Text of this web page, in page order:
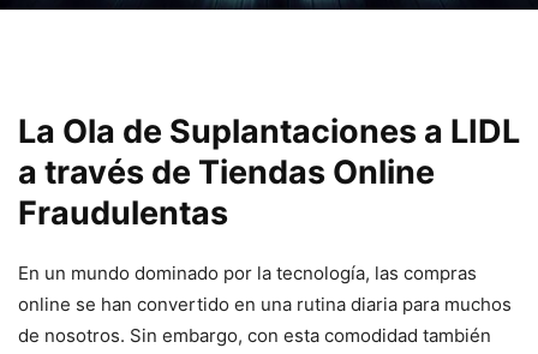
La Ola de Suplantaciones a LIDL
a través de Tiendas Online
Fraudulentas
En un mundo dominado por la tecnología, las compras
online se han convertido en una rutina diaria para muchos
de nosotros. Sin embargo, con esta comodidad también